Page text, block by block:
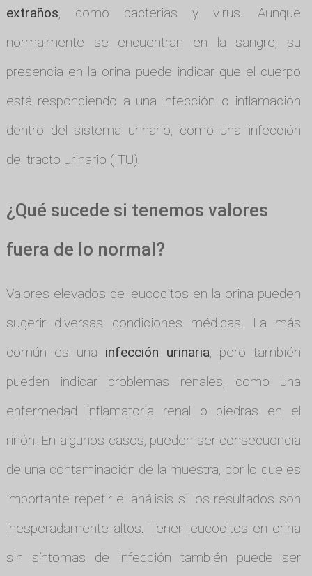
extraños, como bacterias y virus. Aunque
normalmente se encuentran en la sangre, su
presencia en la orina puede indicar que el cuerpo
está respondiendo a una infección o inflamación
dentro del sistema urinario, como una infección
del tracto urinario (ITU).
¿Qué sucede si tenemos valores
fuera de lo normal?
Valores elevados de leucocitos en la orina pueden
sugerir diversas condiciones médicas. La más
común es una infección urinaria, pero también
pueden indicar problemas renales, como una
enfermedad inflamatoria renal o piedras en el
riñón. En algunos casos, pueden ser consecuencia
de una contaminación de la muestra, por lo que es
importante repetir el análisis si los resultados son
inesperadamente altos. Tener leucocitos en orina
sin síntomas de infección también puede ser